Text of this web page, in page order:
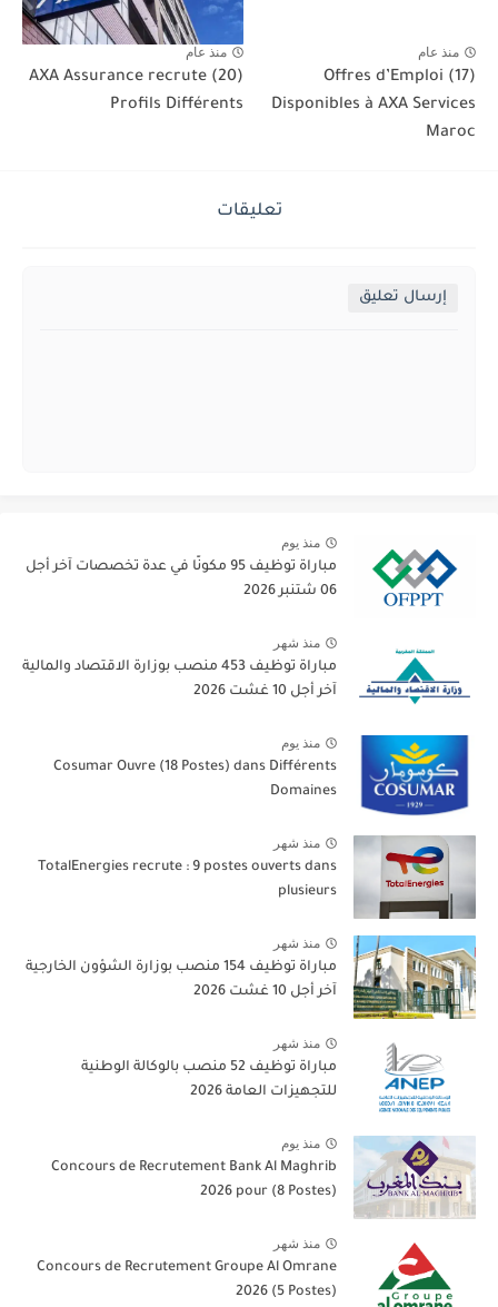
منذ عام
(17) Offres d’Emploi
Disponibles à AXA Services
Maroc
منذ عام
AXA Assurance recrute (20)
Profils Différents
تعليقات
إرسال تعليق
منذ يوم
مباراة توظيف 95 مكونًا في عدة تخصصات آخر أجل
06 شتنبر 2026
منذ شهر
مباراة توظيف 453 منصب بوزارة الاقتصاد والمالية
آخر أجل 10 غشت 2026
منذ يوم
Cosumar Ouvre (18 Postes) dans Différents
Domaines
منذ شهر
TotalEnergies recrute : 9 postes ouverts dans
plusieurs
منذ شهر
مباراة توظيف 154 منصب بوزارة الشؤون الخارجية
آخر أجل 10 غشت 2026
منذ شهر
مباراة توظيف 52 منصب بالوكالة الوطنية
للتجهيزات العامة 2026
منذ يوم
Concours de Recrutement Bank Al Maghrib
2026 pour (8 Postes)
منذ شهر
Concours de Recrutement Groupe Al Omrane
2026 (5 Postes)